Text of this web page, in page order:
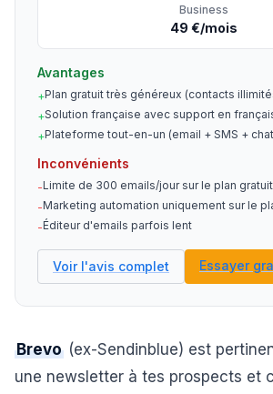
Business
49 €/mois
Avantages
+Plan gratuit très généreux (contacts
+Solution française avec support en
+Plateforme tout-en-un (email + SMS +
Inconvénients
-Limite de 300 emails/jour sur le plan gratuit
-Marketing automation uniquement sur le
-Éditeur d'emails parfois lent
Voir l'avis complet Essayer
Brevo (ex-Sendinblue) est
une newsletter à tes prospects et